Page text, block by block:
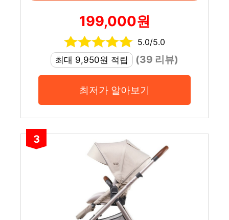
199,000원
5.0/5.0
최대 9,950원 적립
(39 리뷰)
최저가 알아보기
3